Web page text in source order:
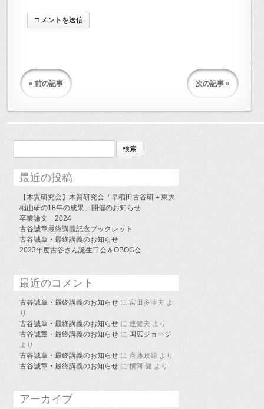
« 前の記事 次の記事 »
検
最近の投稿
【木質研究会】木質研究会「早稲田古谷研＋東大
稲山研の18年の成果」開催のお知らせ
卒業論文 2024
古谷誠章最終講義記念ブックレット
古谷誠章・最終講義のお知らせ
2023年度古谷さん誕生日会＆OBOG会
最近のコメント
古谷誠章・最終講義のお知らせ に宮田多津夫 よ
り
古谷誠章・最終講義のお知らせ に連健夫 より
古谷誠章・最終講義のお知らせ に 国広ジョージ
より
古谷誠章・最終講義のお知らせ に 斉藤政雄 より
古谷誠章・最終講義のお知らせ に横河 健 より
アーカイブ